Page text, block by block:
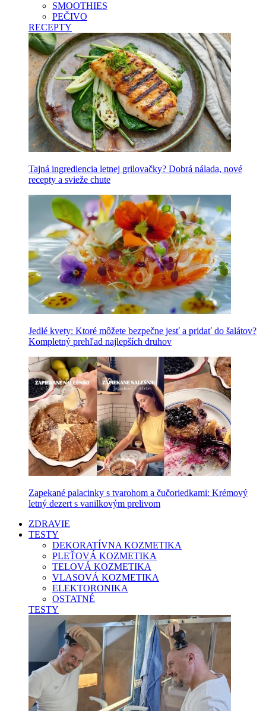
SMOOTHIES
PEČIVO
RECEPTY
Tajná ingrediencia letnej grilovačky? Dobrá nálada, nové
recepty a svieže chute
Jedlé kvety: Ktoré môžete bezpečne jesť a pridať do šalátov?
Kompletný prehľad najlepších druhov
Zapekané palacinky s tvarohom a čučoriedkami: Krémový
letný dezert s vanilkovým prelivom
ZDRAVIE
TESTY
DEKORATÍVNA KOZMETIKA
PLEŤOVÁ KOZMETIKA
TELOVÁ KOZMETIKA
VLASOVÁ KOZMETIKA
ELEKTORONIKA
OSTATNÉ
TESTY